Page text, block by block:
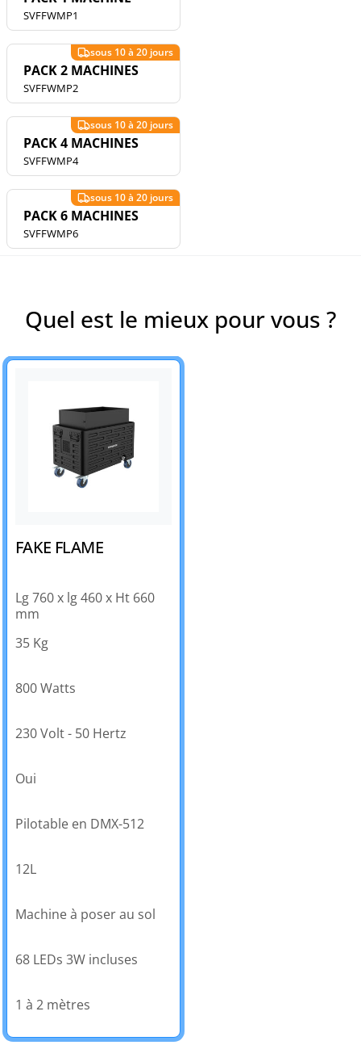
SVFFWMP1
PACK 2 MACHINES
SVFFWMP2
PACK 4 MACHINES
SVFFWMP4
PACK 6 MACHINES
SVFFWMP6
Quel est le mieux pour vous ?
FAKE FLAME
Lg 760 x lg 460 x Ht 660
mm
35 Kg
800 Watts
230 Volt - 50 Hertz
Oui
Pilotable en DMX-512
12L
Machine à poser au sol
68 LEDs 3W incluses
1 à 2 mètres